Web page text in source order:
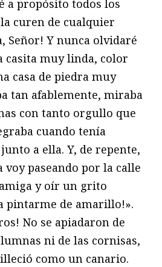
a propósito todos los
curen de cualquier
Señor! Y nunca olvidaré
casita muy linda, color
casa de piedra muy
tan afablemente, miraba
con tanto orgullo que
cuando tenía
a ella. Y, de repente,
voy paseando por la calle
y oír un grito
pintarme de amarillo!».
No se apiadaron de
ni de las cornisas,
como un canario.